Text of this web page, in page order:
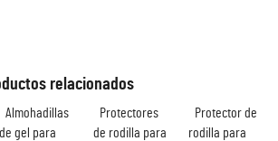
relacionados
Almohadillas
de gel para
Protectores
de rodilla para
Protector de
rodilla para